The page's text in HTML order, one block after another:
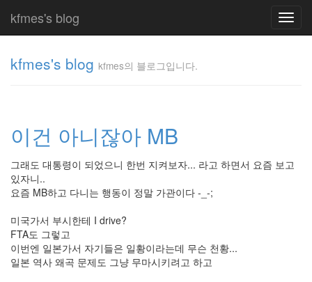
kfmes's blog
kfmes's blog kfmes의 블로그입니다.
이건 아니잖아 MB
그래도 대통령이 되었으니 한번 지켜보자... 라고 하면서 요즘 보고
있자니..
요즘 MB하고 다니는 행동이 정말 가관이다 -_-;
미국가서 부시한테 I drive?
FTA도 그렇고
이번엔 일본가서 자기들은 일황이라는데 무슨 천황...
일본 역사 왜곡 문제도 그냥 무마시키려고 하고
입니
다.
Cloud
kfmes
JateON